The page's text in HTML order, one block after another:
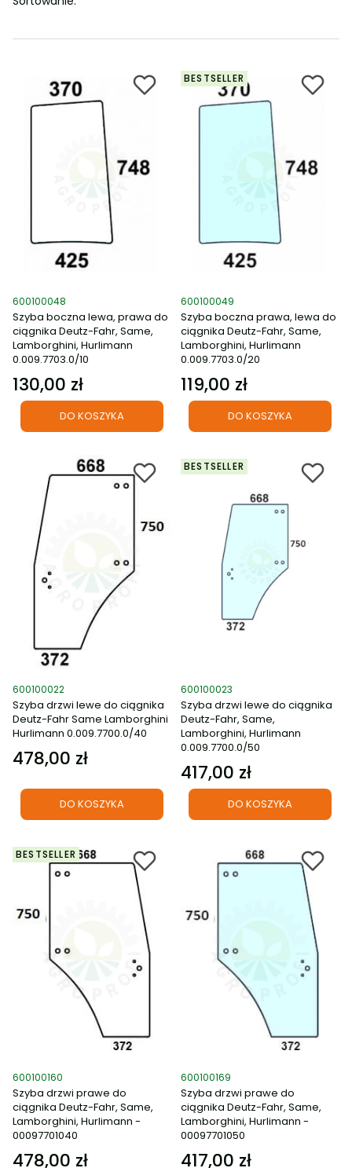
Kod produktu
600100048
Szyba boczna lewa, prawa do
ciągnika Deutz-Fahr, Same,
Lamborghini, Hurlimann
0.009.7703.0/10
Cena
130,00 zł
DO KOSZYKA
BESTSELLER
Kod produktu
600100049
Szyba boczna prawa, lewa do
ciągnika Deutz-Fahr, Same,
Lamborghini, Hurlimann
0.009.7703.0/20
Cena
119,00 zł
DO KOSZYKA
Kod produktu
600100022
Szyba drzwi lewe do ciągnika
Deutz-Fahr Same Lamborghini
Hurlimann 0.009.7700.0/40
Cena
478,00 zł
DO KOSZYKA
BESTSELLER
Kod produktu
600100023
Szyba drzwi lewe do ciągnika
Deutz-Fahr, Same,
Lamborghini, Hurlimann
0.009.7700.0/50
Cena
417,00 zł
DO KOSZYKA
BESTSELLER
Kod produktu
600100160
Szyba drzwi prawe do
ciągnika Deutz-Fahr, Same,
Lamborghini, Hurlimann -
00097701040
Cena
478,00 zł
Kod produktu
600100169
Szyba drzwi prawe do
ciągnika Deutz-Fahr, Same,
Lamborghini, Hurlimann -
00097701050
Cena
417,00 zł